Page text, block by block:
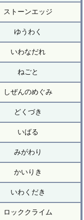
ストーンエッジ
ゆうわく
いわなだれ
ねごと
しぜんのめぐみ
どくづき
いばる
みがわり
かいりき
いわくだき
ロッククライム